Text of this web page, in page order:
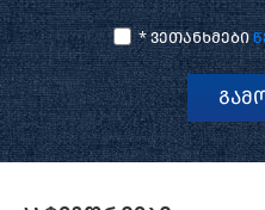
* ვეთანხმები